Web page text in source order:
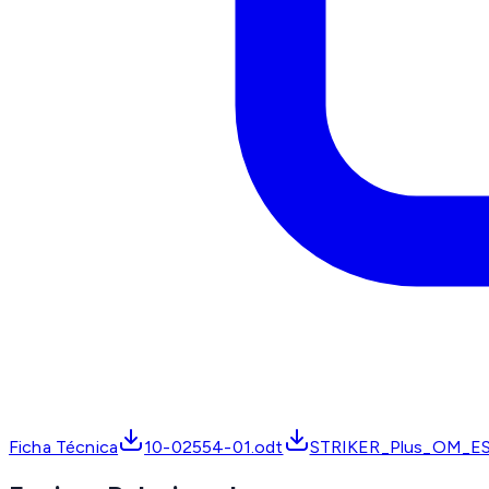
Ficha Técnica 10-02554-01.odt